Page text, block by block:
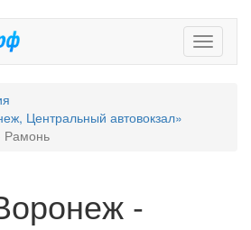
Центральный автовокзал»
Рамонь
-